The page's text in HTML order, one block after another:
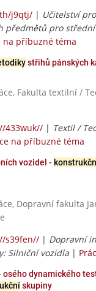
j9qtj/ | Učitelství
předmětů pro střední
na příbuzné téma
střihů pánských
Fakulta textilní /
433wuk// | Textil /
na příbuzné téma
vozidel -
Dopravní fakulta
s39fen// | Dopravní
Silniční vozidla |
osého dynamického
skupiny